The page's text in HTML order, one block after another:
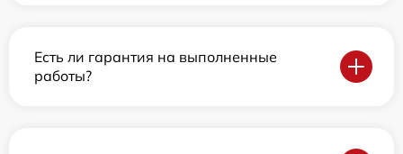
Есть ли гарантия на выполненные
работы?